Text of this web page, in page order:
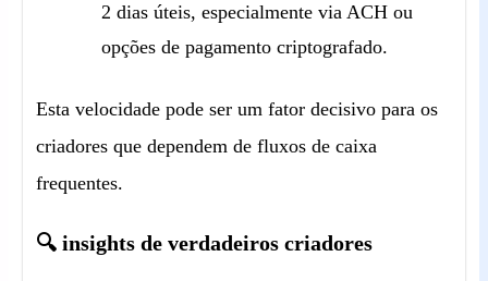
2 dias úteis, especialmente via ACH ou
opções de pagamento criptografado.
Esta velocidade pode ser um fator decisivo para os
criadores que dependem de fluxos de caixa
frequentes.
🔍 insights de verdadeiros criadores